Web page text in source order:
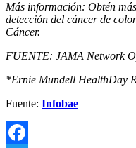
Más información: Obtén
detección del cáncer de
Cáncer.
FUENTE: JAMA Network
*Ernie Mundell HealthDay
Fuente: Infobae